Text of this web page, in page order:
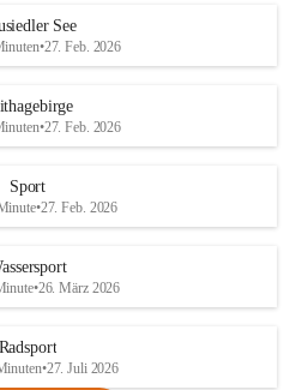
r
S
See
•27. Feb. 2026
•27. Feb. 2026
Sport
•27. Feb. 2026
•26. März 2026
Radsport
•27. Juli 2026